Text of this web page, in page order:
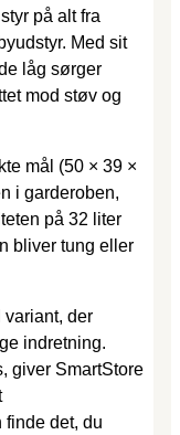
på alt fra
Med sit
låg sørger
mod støv og
mål (50 × 39 ×
i garderoben,
på 32 liter
bliver tung eller
der
indretning.
giver SmartStore
finde det, du